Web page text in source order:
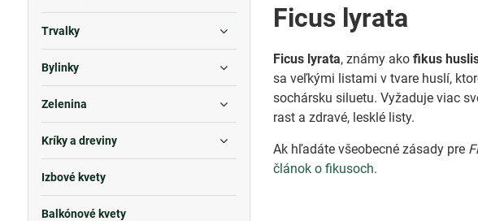
Ficus lyrata
Ficus lyrata, známy akofikus
sa veľkými listami v tvare huslí,
sochársku siluetu. Vyžaduje viac
rast a zdravé, lesklé listy.
Ak hľadáte všeobecné zásady pre
článok o fikusoch.
Trvalky
Bylinky
Zelenina
Kríky a dreviny
Izbové kvety
Balkónové kvety